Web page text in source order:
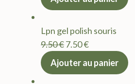
9.50 €.
actuel
7.50 €.
Lpn gel polish souris
9.50€Le
prix
7.50€Le
actuel
Ajouter au panier